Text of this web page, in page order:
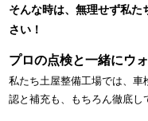
そんな時は、無理せず私た
さい！
プロの点検と一緒にウ
私たち土屋整備工場では、
認と補充も、もちろん徹底し